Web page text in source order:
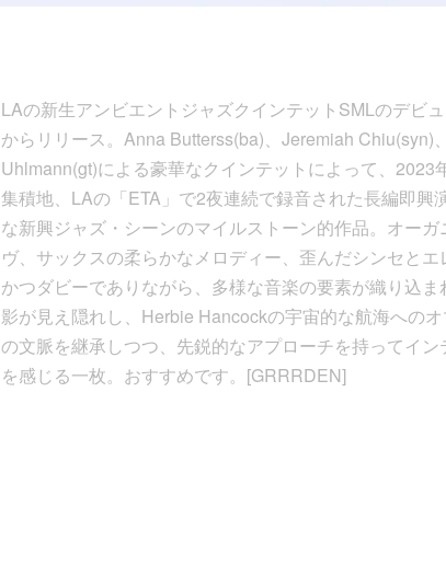
LAの新生アンビエントジャズクインテットSMLのデビ
からリリース。Anna Butterss(ba)、Jeremiah
Uhlmann(gt)による豪華なクインテットによって、
集積地、LAの「ETA」で2夜連続で録音された長編即
な新興ジャズ・シーンのマイルストーン的作品。オー
ヴ、サックスの柔らかなメロディー、歪んだシンセと
かつダビーでありながら、多様な音楽の要素が織り込
影が見え隠れし、Herbie Hancockの宇宙的な航海への
の文脈を継承しつつ、先鋭的なアプローチを持ってイ
を感じる一枚。おすすめです。[GRRRDEN]